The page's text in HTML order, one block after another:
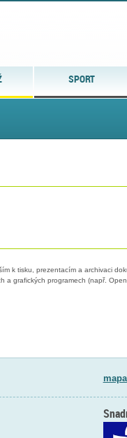
SPORT
k tisku, prezentacím a archivaci
a grafických programech (např.